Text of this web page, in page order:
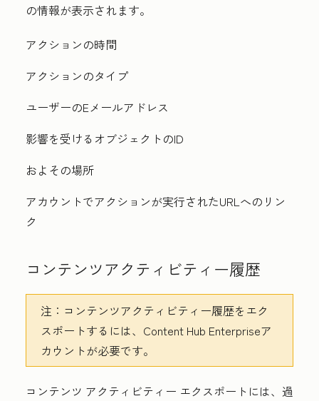
の情報が表示されます。
アクションの時間
アクションのタイプ
ユーザーのEメールアドレス
影響を受けるオブジェクトのID
およその場所
アカウントでアクションが実行されたURLへのリン
ク
コンテンツアクティビティー履歴
注： コンテンツアクティビティー履歴をエク
スポートするには、 Content Hub Enterpriseア
カウントが必要です。
コンテンツ アクティビティー エクスポートには、過